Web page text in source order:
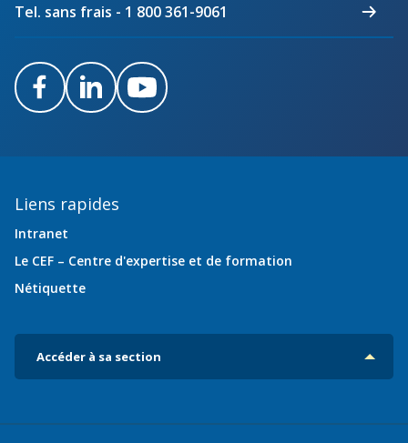
Tel. sans frais - 1 800 361-9061
FacebookLinkedInYoutube
Liens rapides
Intranet
Le CEF – Centre d'expertise et de formation
Nétiquette
Accéder à sa section